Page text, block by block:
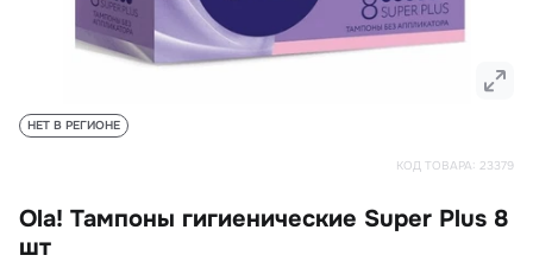
КОД ТОВАРА: 23379
Ola! Тампоны гигиенические Super Plus 8
шт
НЕТ В РЕГИОНЕ